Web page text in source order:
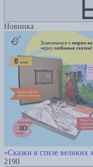
Новинка
«Сказки в стиле великих
2190